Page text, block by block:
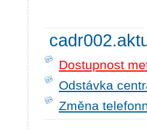
Dostupnost
Odstávka
Změna